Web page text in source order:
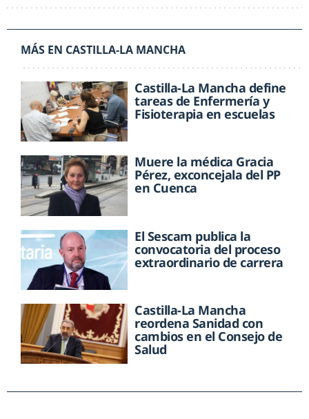
MÁS EN CASTILLA-LA MANCHA
Castilla-La Mancha define
tareas de Enfermería y
Fisioterapia en escuelas
Muere la médica Gracia
Pérez, exconcejala del PP
en Cuenca
El Sescam publica la
convocatoria del proceso
extraordinario de carrera
Castilla-La Mancha
reordena Sanidad con
cambios en el Consejo de
Salud